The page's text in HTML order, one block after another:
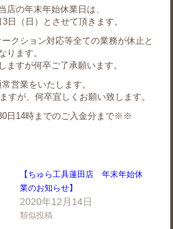
店の年末年始休業日は、
日（日）とさせて頂きます。
クション対応等全ての業務が休止と
ります。
ますが何卒ご了承願います。
営業をいたします。
すが、何卒宜しくお願い致します。
日14時までのご入金分まで※※
【ちゅら工具蓮田店 年末年始休
業のお知らせ】
2020年12月14日
類似投稿